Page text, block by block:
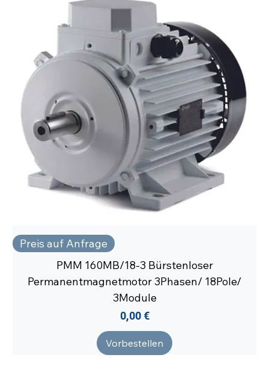
Preis auf Anfrage
PMM 160MB/18-3 Bürstenloser
Permanentmagnetmotor 3Phasen/ 18Pole/
3Module
Preis
0,00 €
Vorbestellen